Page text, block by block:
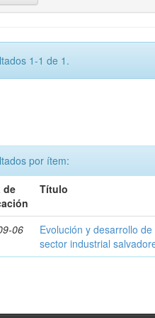
1-1 de 1.
por ítem:
de
Título
06
Evolución y desarrollo
sector industrial